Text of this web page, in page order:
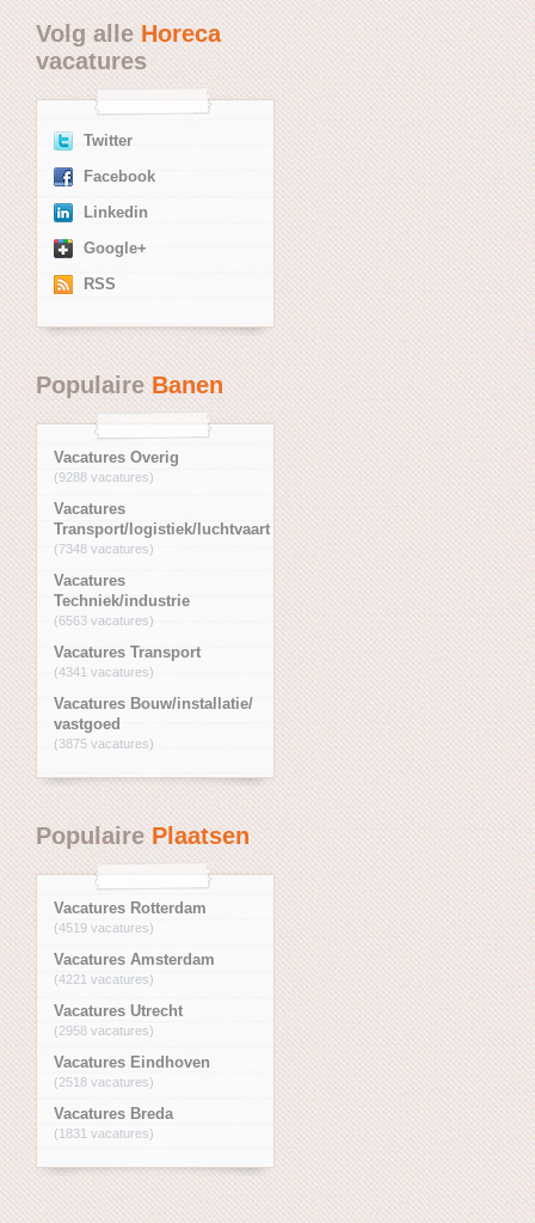
Volg alleHoreca
vacatures
Twitter
Facebook
Linkedin
Google+
RSS
PopulaireBanen
Vacatures Overig
(9288 vacatures)
Vacatures
Transport/logistiek/luchtvaart
(7348 vacatures)
Vacatures
Techniek/industrie
(6563 vacatures)
Vacatures Transport
(4341 vacatures)
Vacatures Bouw/installatie/
vastgoed
(3875 vacatures)
PopulairePlaatsen
Vacatures Rotterdam
(4519 vacatures)
Vacatures Amsterdam
(4221 vacatures)
Vacatures Utrecht
(2958 vacatures)
Vacatures Eindhoven
(2518 vacatures)
Vacatures Breda
(1831 vacatures)